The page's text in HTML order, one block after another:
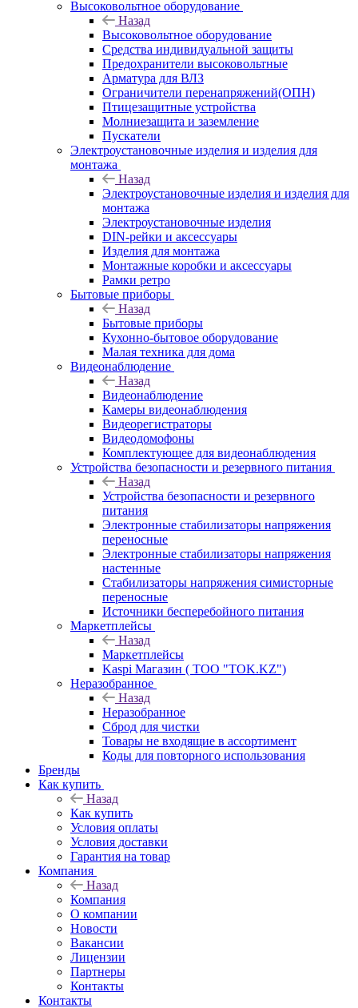
Высоковольтное оборудование
Назад
Высоковольтное оборудование
Средства индивидуальной защиты
Предохранители высоковольтные
Арматура для ВЛЗ
Ограничители перенапряжений(ОПН)
Птицезащитные устройства
Молниезащита и заземление
Пускатели
Электроустановочные изделия и изделия для
монтажа
Назад
Электроустановочные изделия и изделия для
монтажа
Электроустановочные изделия
DIN-рейки и аксессуары
Изделия для монтажа
Монтажные коробки и аксессуары
Рамки ретро
Бытовые приборы
Назад
Бытовые приборы
Кухонно-бытовое оборудование
Малая техника для дома
Видеонаблюдение
Назад
Видеонаблюдение
Камеры видеонаблюдения
Видеорегистраторы
Видеодомофоны
Комплектующее для видеонаблюдения
Устройства безопасности и резервного питания
Назад
Устройства безопасности и резервного
питания
Электронные стабилизаторы напряжения
переносные
Электронные стабилизаторы напряжения
настенные
Стабилизаторы напряжения симисторные
переносные
Источники бесперебойного питания
Маркетплейсы
Назад
Маркетплейсы
Kaspi Магазин ( ТОО "TOK.KZ")
Неразобранное
Назад
Неразобранное
Сброд для чистки
Товары не входящие в ассортимент
Коды для повторного использования
Бренды
Как купить
Назад
Как купить
Условия оплаты
Условия доставки
Гарантия на товар
Компания
Назад
Компания
О компании
Новости
Вакансии
Лицензии
Партнеры
Контакты
Контакты